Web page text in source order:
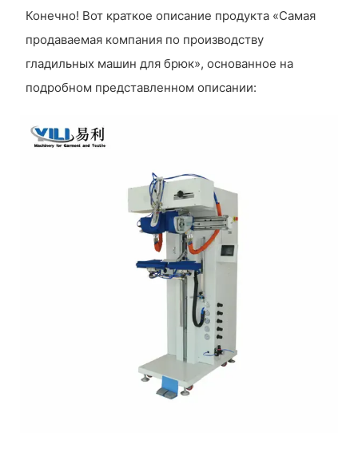
Конечно! Вот краткое описание продукта «Самая
продаваемая компания по производству
гладильных машин для брюк», основанное на
подробном представленном описании: